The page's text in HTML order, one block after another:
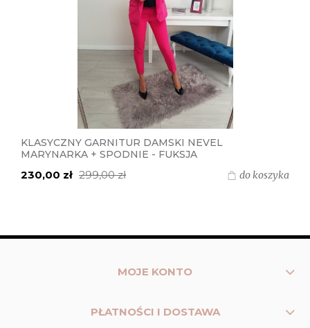
KLASYCZNY GARNITUR DAMSKI NEVEL
MARYNARKA + SPODNIE - FUKSJA
230,00 zł 299,00 zł do koszyka
MOJE KONTO
PŁATNOŚCI I DOSTAWA